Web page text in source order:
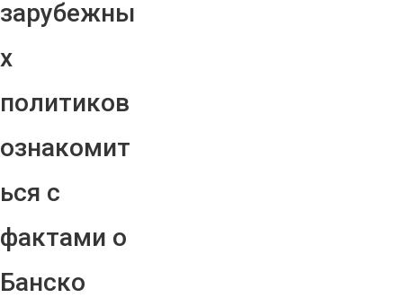
зарубежны
х
политиков
ознакомит
ься с
фактами о
Банско